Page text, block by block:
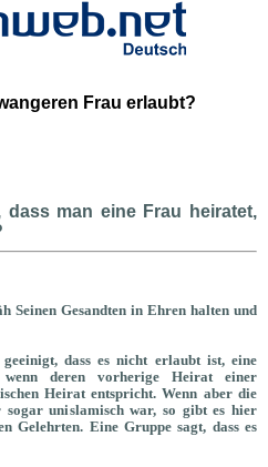
Frau erlaubt?
dass man eine Frau heiratet,
Seinen Gesandten in Ehren halten und
dass es nicht erlaubt ist, eine
deren vorherige Heirat einer
Heirat entspricht. Wenn aber die
unislamisch war, so gibt es hier
Gelehrten. Eine Gruppe sagt, dass es